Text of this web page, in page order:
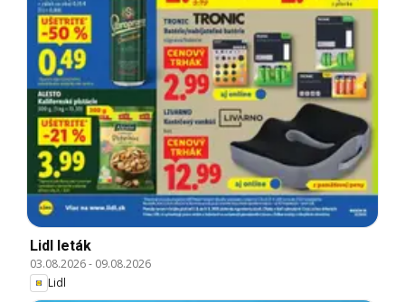
Lidl leták
03.08.2026- 09.08.2026
Lidl